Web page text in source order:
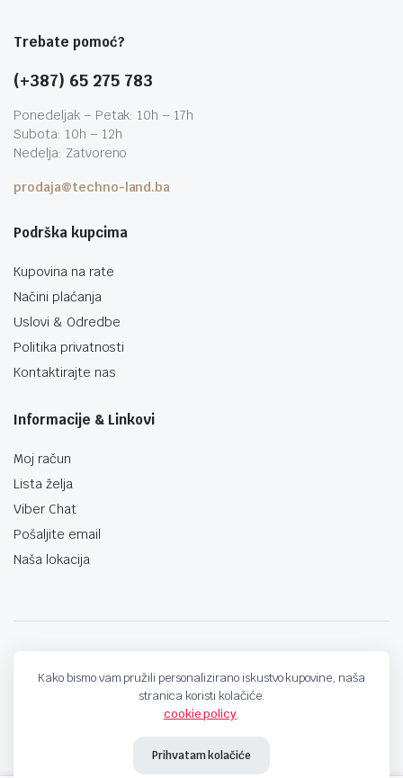
Trebate pomoć?
(+387) 65 275 783
Ponedeljak – Petak: 10h – 17h
Subota: 10h – 12h
Nedelja: Zatvoreno
prodaja@techno-land.ba
Podrška kupcima
Kupovina na rate
Načini plaćanja
Uslovi & Odredbe
Politika privatnosti
Kontaktirajte nas
Informacije & Linkovi
Moj račun
Lista želja
Viber Chat
Pošaljite email
Naša lokacija
Kako bismo vam pružili personalizirano iskustvo kupovine, naša
stranica koristi kolačiće.
cookie policy.
Prihvatam kolačiće